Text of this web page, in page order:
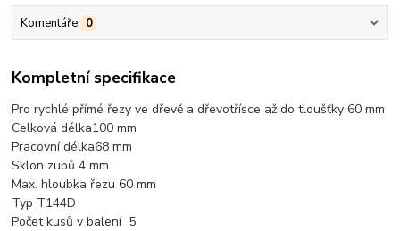
Komentáře 0
Kompletní specifikace
Pro rychlé přímé řezy ve dřevě a dřevotřísce až do tloušťky 60 mm
Celková délka100 mm
Pracovní délka68 mm
Sklon zubů 4 mm
Max. hloubka řezu 60 mm
Typ T144D
Počet kusů v balení 5